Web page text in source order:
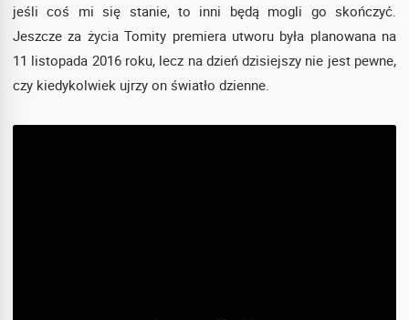
jeśli coś mi się stanie, to inni będą mogli go skończyć.
Jeszcze za życia Tomity premiera utworu była planowana na
11 listopada 2016 roku, lecz na dzień dzisiejszy nie jest pewne,
czy kiedykolwiek ujrzy on światło dzienne.